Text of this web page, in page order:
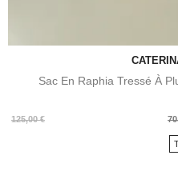
Sac En Raphia Tressé À
125,00 €
Prix
Prix